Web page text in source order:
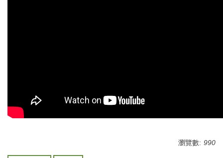
瀏覽數: 990